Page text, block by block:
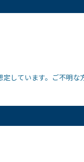
しています。ご不明な